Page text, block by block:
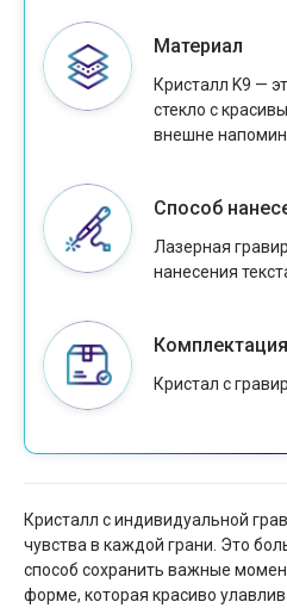
Материал
Кристалл K9 —
стекло с
внешне
Способ
Лазерная
нанесения
Комплектация
Кристал с
Кристалл с индивидуальной
чувства в каждой грани. Это
способ сохранить важные
форме, которая красиво